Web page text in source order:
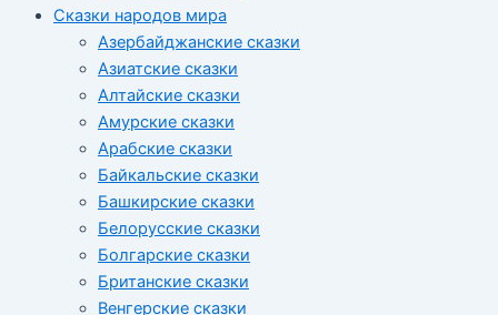
Сказки народов мира
Азербайджанские сказки
Азиатские сказки
Алтайские сказки
Амурские сказки
Арабские сказки
Байкальские сказки
Башкирские сказки
Белорусские сказки
Болгарские сказки
Британские сказки
Венгерские сказки